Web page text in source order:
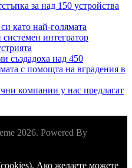
за над 150 устройства
като най-голямата
интегратор
създадоха над 450
с помощта на вградения в
компании у нас предлагат
2026. Powered By
Ако желаете можете